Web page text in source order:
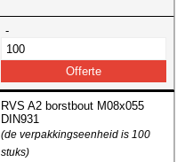
-
RVS A2 borstbout M08x055
DIN931
(de verpakkingseenheid is 100
stuks)